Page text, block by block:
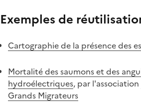
Exemples de
Cartographie de la présence des
Mortalité des saumons et des
hydroélectriques, par l'association
Grands Migrateurs